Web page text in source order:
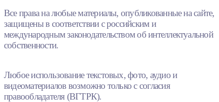
Все права на любые материалы, опубликованные на сайте,
защищены в соответствии с российским и
международным законодательством об интеллектуальной
собственности.
Любое использование текстовых, фото, аудио и
видеоматериалов возможно только с согласия
правообладателя (ВГТРК).